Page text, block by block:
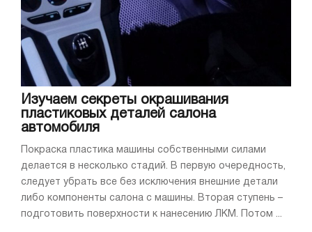
Изучаем секреты окрашивания
пластиковых деталей салона
автомобиля
Покраска пластика машины собственными силами
делается в несколько стадий. В первую очередность,
следует убрать все без исключения внешние детали
либо компоненты салона с машины. Вторая ступень –
подготовить поверхности к нанесению ЛКМ. Потом ...